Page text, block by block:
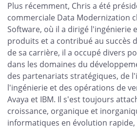
Plus récemment, Chris a été
commerciale Data Modernization
Software, où il a dirigé l'ingénierie
produits et a contribué au succès
de sa carrière, il a occupé divers
dans les domaines du
des partenariats stratégiques, de
l'ingénierie et des opérations de
Avaya et IBM. Il s'est toujours
croissance, organique et
informatiques en évolution